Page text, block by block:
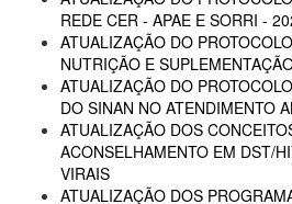
REDE CER - APAE E SORRI -
ATUALIZAÇÃO DO
NUTRIÇÃO E
ATUALIZAÇÃO DO
DO SINAN NO ATENDIMENTO
ATUALIZAÇÃO DOS
ACONSELHAMENTO EM DST/
VIRAIS
ATUALIZAÇÃO DOS